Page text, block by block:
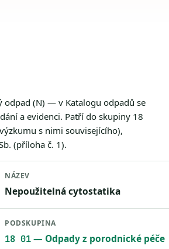
odpad (N) — v Katalogu odpadů se
a evidenci. Patří do skupiny 18
s nimi souvisejícího),
(příloha č. 1).
NÁZEV
Nepoužitelná cytostatika
PODSKUPINA
18 01— Odpady z porodnické péče